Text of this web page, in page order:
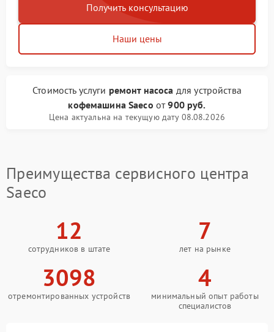
Получить консультацию
Наши цены
Стоимость услуги ремонт насоса для устройства
кофемашина Saeco от900 руб.
Цена актуальна на текущую дату 08.08.2026
Преимущества сервисного центра
Saeco
12
сотрудников в штате
7
лет на рынке
3098
отремонтированных устройств
4
минимальный опыт работы
специалистов